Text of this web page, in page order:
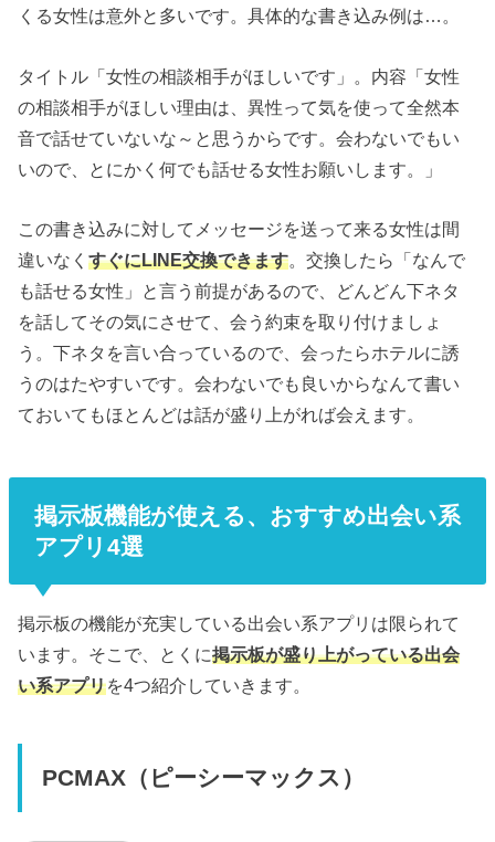
くる女性は意外と多いです。具体的な書き込み例は…。
タイトル「女性の相談相手がほしいです」。内容「女性
の相談相手がほしい理由は、異性って気を使って全然本
音で話せていないな～と思うからです。会わないでもい
いので、とにかく何でも話せる女性お願いします。」
この書き込みに対してメッセージを送って来る女性は間
違いなくすぐにLINE交換できます。交換したら「なんで
も話せる女性」と言う前提があるので、どんどん下ネタ
を話してその気にさせて、会う約束を取り付けましょ
う。下ネタを言い合っているので、会ったらホテルに誘
うのはたやすいです。会わないでも良いからなんて書い
ておいてもほとんどは話が盛り上がれば会えます。
掲示板機能が使える、おすすめ出会い系
アプリ4選
掲示板の機能が充実している出会い系アプリは限られて
います。そこで、とくに掲示板が盛り上がっている出会
い系アプリを4つ紹介していきます。
PCMAX（ピーシーマックス）